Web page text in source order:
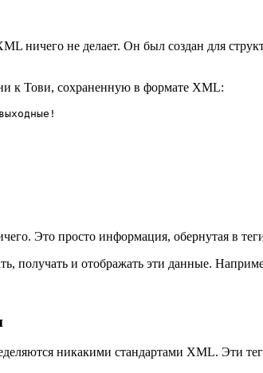
ничего не делает. Он был создан для
к Тови, сохраненную в формате XML:
Это просто информация, обернутая в
получать и отображать эти данные.
никакими стандартами XML. Эти